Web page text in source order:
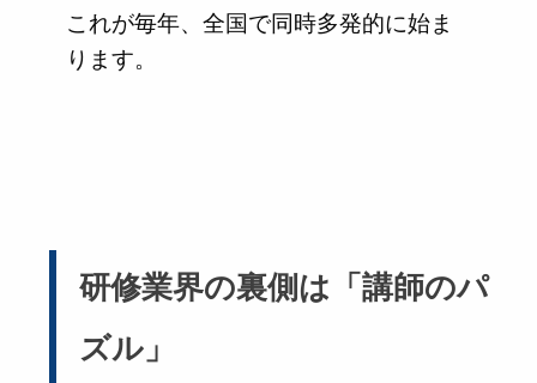
これが毎年、全国で同時多発的に始ま
ります。
研修業界の裏側は「講師のパ
ズル」